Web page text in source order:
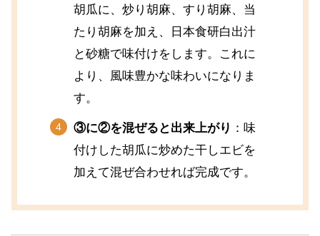
胡瓜に、炒り胡麻、すり胡麻、当
たり胡麻を加え、日本食研白出汁
と砂糖で味付けをします。これに
より、風味豊かな味わいになりま
す。
③に②を混ぜると出来上がり ：味
付けした胡瓜に炒めた干しエビを
加えて混ぜ合わせれば完成です。